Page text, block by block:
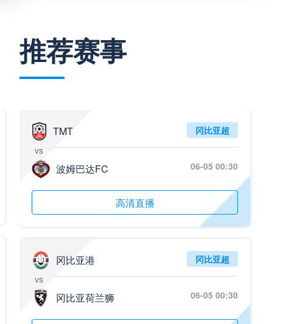
标签
比赛录像 西甲
05月26日 AC米兰vs蒙扎全场录像回放
标签
标签
标签
2025年5月24日
标签
欧联杯决赛
标签
2025年5月23日
标签
2024年5月21日
推荐赛事
TMT
vs
波姆巴达FC
冈比亚超
06-05 00:30
高清直播
冈比亚港
vs
冈比亚荷兰狮
冈比亚超
06-05 00:30